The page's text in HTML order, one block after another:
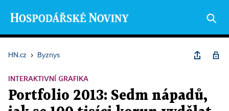
HN.cz › Byznys
INTERAKTIVNÍ GRAFIKA
Portfolio 2013: Sedm nápadů,